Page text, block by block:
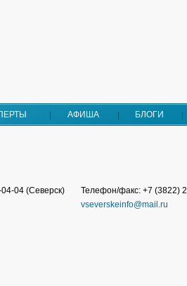
АФИША БЛОГИ
04 (Северск)
Телефон/факс: +7 (3822)
vseverskeinfo@mail.ru